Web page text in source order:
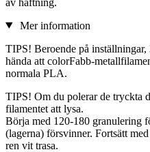
Mer information
TIPS! Beroende på
hända att colorFabb-
normala PLA.
TIPS! Om du polerar de tryckta
filamentet att lysa.
Börja med 120-180 granulering
(lagerna) försvinner. Fortsätt
ren vit trasa.